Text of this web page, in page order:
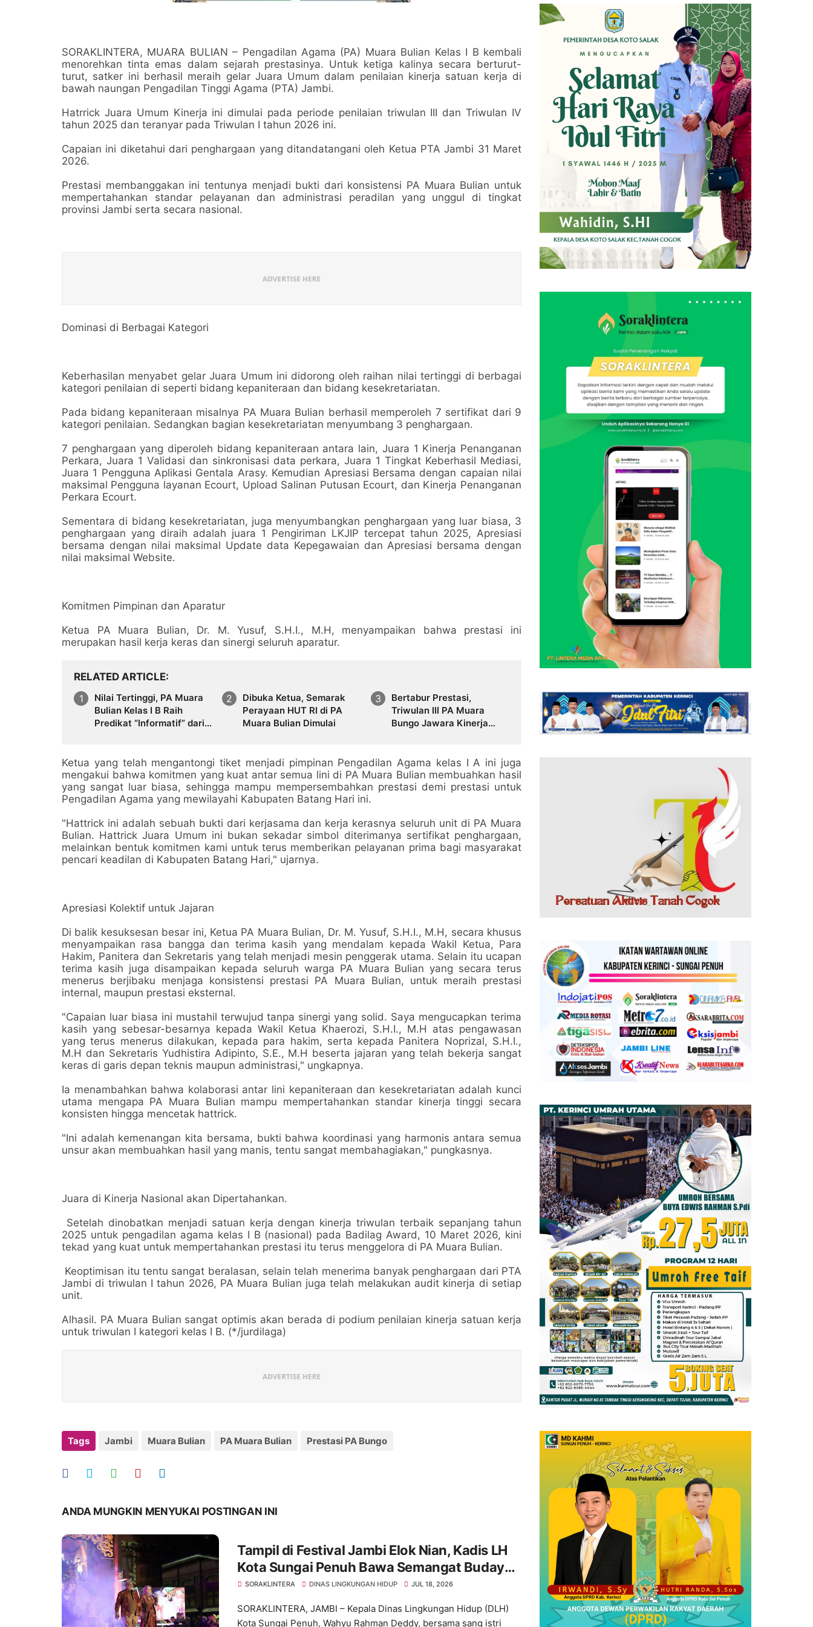
SORAKLINTERA, MUARA BULIAN – Pengadilan Agama (PA) Muara Bulian Kelas I B kembali
menorehkan tinta emas dalam sejarah prestasinya. Untuk ketiga kalinya secara berturut-
turut, satker ini berhasil meraih gelar Juara Umum dalam penilaian kinerja satuan kerja di
bawah naungan Pengadilan Tinggi Agama (PTA) Jambi.
Hatrrick Juara Umum Kinerja ini dimulai pada periode penilaian triwulan III dan Triwulan IV
tahun 2025 dan teranyar pada Triwulan I tahun 2026 ini.
Capaian ini diketahui dari penghargaan yang ditandatangani oleh Ketua PTA Jambi 31 Maret
2026.
Prestasi membanggakan ini tentunya menjadi bukti dari konsistensi PA Muara Bulian untuk
mempertahankan standar pelayanan dan administrasi peradilan yang unggul di tingkat
provinsi Jambi serta secara nasional.
Dominasi di Berbagai Kategori
Keberhasilan menyabet gelar Juara Umum ini didorong oleh raihan nilai tertinggi di berbagai
kategori penilaian di seperti bidang kepaniteraan dan bidang kesekretariatan.
Pada bidang kepaniteraan misalnya PA Muara Bulian berhasil memperoleh 7 sertifikat dari 9
kategori penilaian. Sedangkan bagian kesekretariatan menyumbang 3 penghargaan.
7 penghargaan yang diperoleh bidang kepaniteraan antara lain, Juara 1 Kinerja Penanganan
Perkara, Juara 1 Validasi dan sinkronisasi data perkara, Juara 1 Tingkat Keberhasil Mediasi,
Juara 1 Pengguna Aplikasi Gentala Arasy. Kemudian Apresiasi Bersama dengan capaian nilai
maksimal Pengguna layanan Ecourt, Upload Salinan Putusan Ecourt, dan Kinerja Penanganan
Perkara Ecourt.
Sementara di bidang kesekretariatan, juga menyumbangkan penghargaan yang luar biasa, 3
penghargaan yang diraih adalah juara 1 Pengiriman LKJIP tercepat tahun 2025, Apresiasi
bersama dengan nilai maksimal Update data Kepegawaian dan Apresiasi bersama dengan
nilai maksimal Website.
Komitmen Pimpinan dan Aparatur
Ketua PA Muara Bulian, Dr. M. Yusuf, S.H.I., M.H, menyampaikan bahwa prestasi ini
merupakan hasil kerja keras dan sinergi seluruh aparatur.
RELATED ARTICLE
Nilai Tertinggi, PA Muara
Bulian Kelas I B Raih
Predikat “Informatif” dari
Dibuka Ketua, Semarak
Perayaan HUT RI di PA
Muara Bulian Dimulai
Bertabur Prestasi,
Triwulan III PA Muara
Bungo Jawara Kinerja
Mandiri
Ketua yang telah mengantongi tiket menjadi pimpinan Pengadilan Agama kelas I A ini juga
mengakui bahwa komitmen yang kuat antar semua lini di PA Muara Bulian membuahkan hasil
yang sangat luar biasa, sehingga mampu mempersembahkan prestasi demi prestasi untuk
Pengadilan Agama yang mewilayahi Kabupaten Batang Hari ini.
"Hattrick ini adalah sebuah bukti dari kerjasama dan kerja kerasnya seluruh unit di PA Muara
Bulian. Hattrick Juara Umum ini bukan sekadar simbol diterimanya sertifikat penghargaan,
melainkan bentuk komitmen kami untuk terus memberikan pelayanan prima bagi masyarakat
pencari keadilan di Kabupaten Batang Hari," ujarnya.
Apresiasi Kolektif untuk Jajaran
Di balik kesuksesan besar ini, Ketua PA Muara Bulian, Dr. M. Yusuf, S.H.I., M.H, secara khusus
menyampaikan rasa bangga dan terima kasih yang mendalam kepada Wakil Ketua, Para
Hakim, Panitera dan Sekretaris yang telah menjadi mesin penggerak utama. Selain itu ucapan
terima kasih juga disampaikan kepada seluruh warga PA Muara Bulian yang secara terus
menerus berjibaku menjaga konsistensi prestasi PA Muara Bulian, untuk meraih prestasi
internal, maupun prestasi eksternal.
"Capaian luar biasa ini mustahil terwujud tanpa sinergi yang solid. Saya mengucapkan terima
kasih yang sebesar-besarnya kepada Wakil Ketua Khaerozi, S.H.I., M.H atas pengawasan
yang terus menerus dilakukan, kepada para hakim, serta kepada Panitera Noprizal, S.H.I.,
M.H dan Sekretaris Yudhistira Adipinto, S.E., M.H beserta jajaran yang telah bekerja sangat
keras di garis depan teknis maupun administrasi," ungkapnya.
Ia menambahkan bahwa kolaborasi antar lini kepaniteraan dan kesekretariatan adalah kunci
utama mengapa PA Muara Bulian mampu mempertahankan standar kinerja tinggi secara
konsisten hingga mencetak hattrick.
"Ini adalah kemenangan kita bersama, bukti bahwa koordinasi yang harmonis antara semua
unsur akan membuahkan hasil yang manis, tentu sangat membahagiakan," pungkasnya.
Juara di Kinerja Nasional akan Dipertahankan.
Setelah dinobatkan menjadi satuan kerja dengan kinerja triwulan terbaik sepanjang tahun
2025 untuk pengadilan agama kelas I B (nasional) pada Badilag Award, 10 Maret 2026, kini
tekad yang kuat untuk mempertahankan prestasi itu terus menggelora di PA Muara Bulian.
Keoptimisan itu tentu sangat beralasan, selain telah menerima banyak penghargaan dari PTA
Jambi di triwulan I tahun 2026, PA Muara Bulian juga telah melakukan audit kinerja di setiap
unit.
Alhasil. PA Muara Bulian sangat optimis akan berada di podium penilaian kinerja satuan kerja
untuk triwulan I kategori kelas I B. (*/jurdilaga)
Tags Jambi Muara Bulian PA Muara Bulian Prestasi PA Bungo
ANDA MUNGKIN MENYUKAI POSTINGAN INI
Tampil di Festival Jambi Elok Nian, Kadis LH
Kota Sungai Penuh Bawa Semangat Budaya
dan Lingkungan Bersih
SORAKLINTERA DINAS LINGKUNGAN HIDUP JUL 18, 2026
SORAKLINTERA, JAMBI – Kepala Dinas Lingkungan Hidup (DLH)
Kota Sungai Penuh, Wahyu Rahman Deddy, bersama sang istri